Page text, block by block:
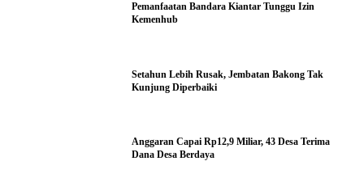
Pemanfaatan Bandara Kiantar Tunggu Izin
Kemenhub
Setahun Lebih Rusak, Jembatan Bakong Tak
Kunjung Diperbaiki
Anggaran Capai Rp12,9 Miliar, 43 Desa Terima
Dana Desa Berdaya